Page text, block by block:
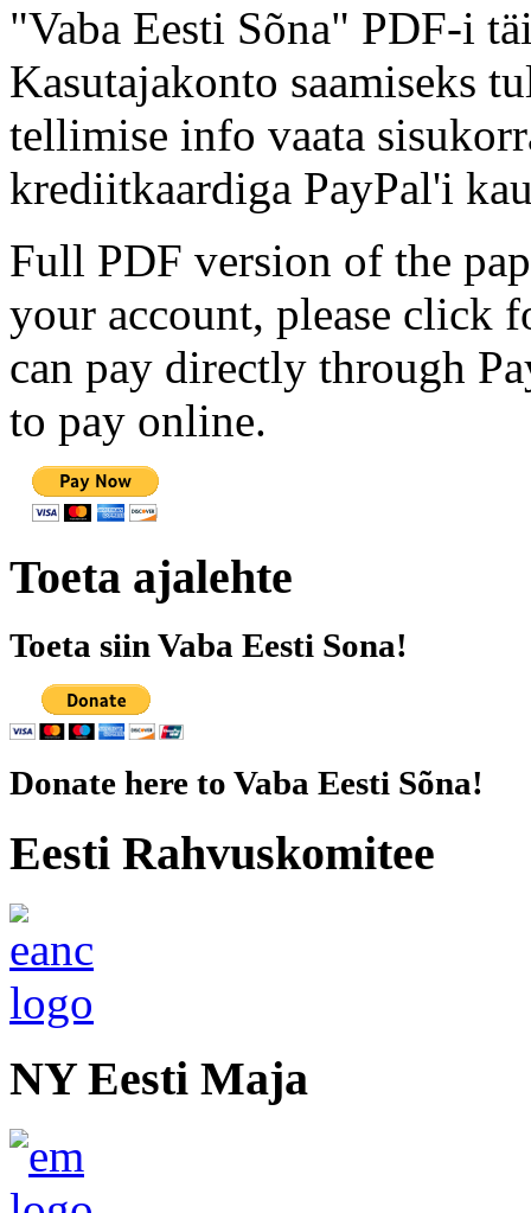
"Vaba Eesti Sõna" PDF-i
Kasutajakonto saamiseks
tellimise info vaata
krediitkaardiga PayPal'i
Full PDF version of the
your account, please click
can pay directly through
to pay online.
Toeta ajalehte
Toeta siin Vaba Eesti Sona!
Donate here to Vaba Eesti Sõna!
Eesti Rahvuskomitee
NY Eesti Maja